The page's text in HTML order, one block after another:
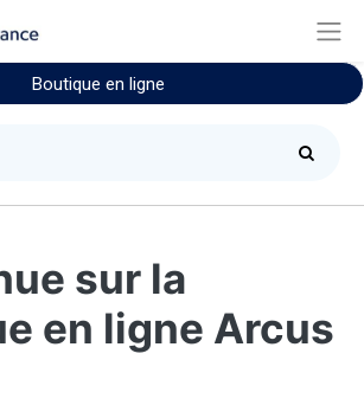
Boutique en ligne
sur la
en ligne Arcus